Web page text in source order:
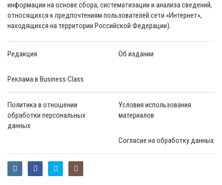
информации на основе сбора, систематизации и анализа сведений,
относящихся к предпочтениям пользователей сети «Интернет»,
находящихся на территории Российской Федерации).
Редакция Об издании
Реклама в Business Class
Политика в отношении
обработки персональных
данных
Условия использования
материалов
Согласие на обработку данных